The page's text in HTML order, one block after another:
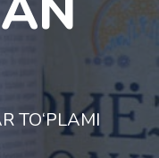
TO‘PLAMI